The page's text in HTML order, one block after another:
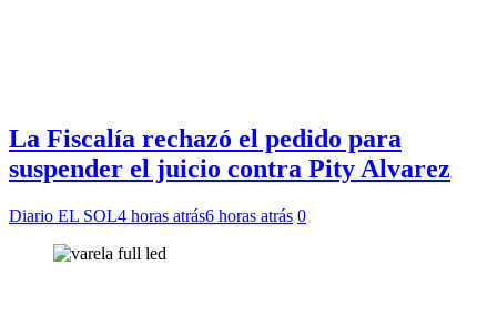
La Fiscalía rechazó el pedido para
suspender el juicio contra Pity Alvarez
Diario EL SOL4 horas atrás6 horas atrás 0